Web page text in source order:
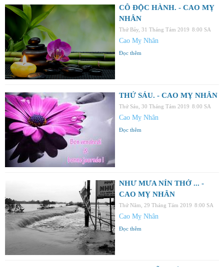
CÔ ĐỘC HÀNH. - CAO MỴ
NHÂN
Thứ Bảy, 31 Tháng Tám 2019 8:00 SA
Cao Mỵ Nhân
Đọc thêm
THỨ SÁU. - CAO MỴ NHÂN
Thứ Sáu, 30 Tháng Tám 2019 8:00 SA
Cao Mỵ Nhân
Đọc thêm
NHƯ MƯA NÍN THỞ ... -
CAO MỴ NHÂN
Thứ Năm, 29 Tháng Tám 2019 8:00 SA
Cao Mỵ Nhân
Đọc thêm